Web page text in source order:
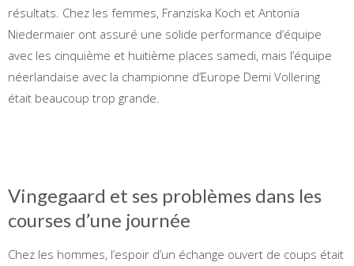
résultats. Chez les femmes, Franziska Koch et Antonia
Niedermaier ont assuré une solide performance d’équipe
avec les cinquième et huitième places samedi, mais l’équipe
néerlandaise avec la championne d’Europe Demi Vollering
était beaucoup trop grande.
Vingegaard et ses problèmes dans les
courses d’une journée
Chez les hommes, l’espoir d’un échange ouvert de coups était